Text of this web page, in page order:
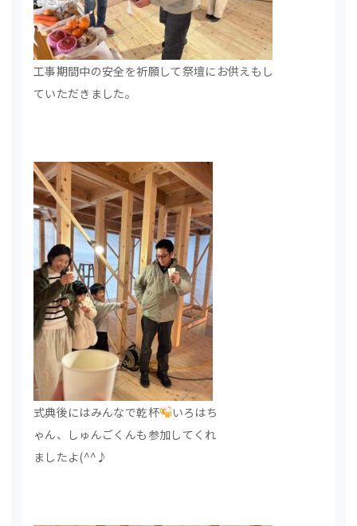
工事期間中の安全を祈願して祭壇にお供えもし
ていただきました。
式典後にはみんなで乾杯
いろはち
ゃん、しゅんごくんも参加してくれ
ましたよ(^^♪